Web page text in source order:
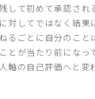
して初めて承認され
対してではなく結果
るごとに自分のこと
とが当たり前になっ
軸の自己評価へと変